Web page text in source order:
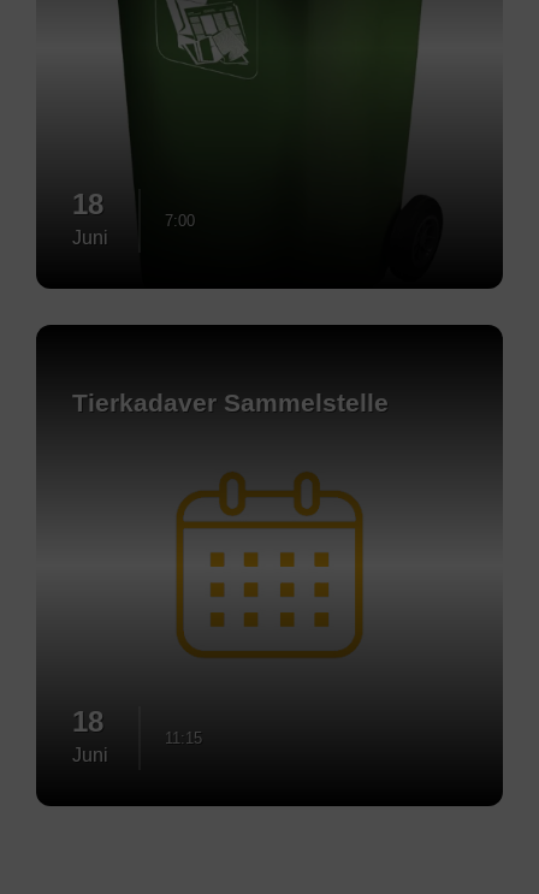
18
Juni
7:00
Tierkadaver Sammelstelle
18
Juni
11:15
Mehr